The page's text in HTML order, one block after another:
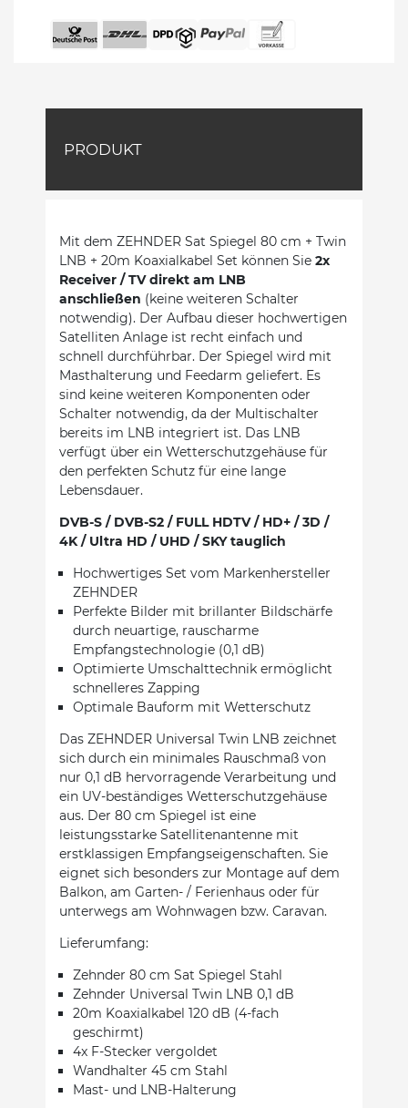
PRODUKT
Mit dem ZEHNDER Sat Spiegel 80 cm + Twin
LNB + 20m Koaxialkabel Set können Sie 2x
Receiver / TV direkt am LNB
anschließen (keine weiteren Schalter
notwendig). Der Aufbau dieser hochwertigen
Satelliten Anlage ist recht einfach und
schnell durchführbar. Der Spiegel wird mit
Masthalterung und Feedarm geliefert. Es
sind keine weiteren Komponenten oder
Schalter notwendig, da der Multischalter
bereits im LNB integriert ist. Das LNB
verfügt über ein Wetterschutzgehäuse für
den perfekten Schutz für eine lange
Lebensdauer.
DVB-S / DVB-S2 / FULL HDTV / HD+ / 3D /
4K / Ultra HD / UHD / SKY tauglich
Hochwertiges Set vom Markenhersteller
ZEHNDER
Perfekte Bilder mit brillanter Bildschärfe
durch neuartige, rauscharme
Empfangstechnologie (0,1 dB)
Optimierte Umschalttechnik ermöglicht
schnelleres Zapping
Optimale Bauform mit Wetterschutz
Das ZEHNDER Universal Twin LNB zeichnet
sich durch ein minimales Rauschmaß von
nur 0,1 dB hervorragende Verarbeitung und
ein UV-beständiges Wetterschutzgehäuse
aus. Der 80 cm Spiegel ist eine
leistungsstarke Satellitenantenne mit
erstklassigen Empfangseigenschaften. Sie
eignet sich besonders zur Montage auf dem
Balkon, am Garten- / Ferienhaus oder für
unterwegs am Wohnwagen bzw. Caravan.
Lieferumfang:
Zehnder 80 cm Sat Spiegel Stahl
Zehnder Universal Twin LNB 0,1 dB
20m Koaxialkabel 120 dB (4-fach
geschirmt)
4x F-Stecker vergoldet
Wandhalter 45 cm Stahl
Mast- und LNB-Halterung